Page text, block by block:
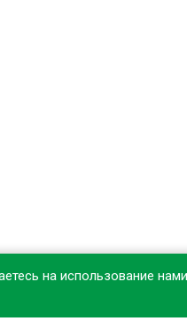
удобнее!
на использование